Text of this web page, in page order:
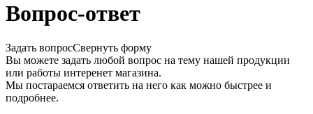
Вопрос-ответ
Задать вопросСвернуть форму
Вы можете задать любой вопрос на тему нашей продукции
или работы интеренет магазина.
Мы постараемся ответить на него как можно быстрее и
подробнее.